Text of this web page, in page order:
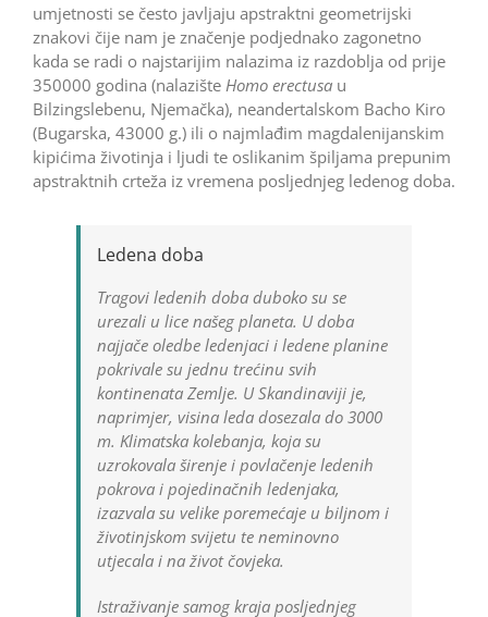
umjetnosti se često javljaju apstraktni geometrijski
znakovi čije nam je značenje podjednako zagonetno
kada se radi o najstarijim nalazima iz razdoblja od prije
350000 godina (nalazište Homo erectusa u
Bilzingslebenu, Njemačka), neandertalskom Bacho Kiro
(Bugarska, 43000 g.) ili o najmlađim magdalenijanskim
kipićima životinja i ljudi te oslikanim špiljama prepunim
apstraktnih crteža iz vremena posljednjeg ledenog doba.
Ledena doba
Tragovi ledenih doba duboko su se
urezali u lice našeg planeta. U doba
najjače oledbe ledenjaci i ledene planine
pokrivale su jednu trećinu svih
kontinenata Zemlje. U Skandinaviji je,
naprimjer, visina leda dosezala do 3000
m. Klimatska kolebanja, koja su
uzrokovala širenje i povlačenje ledenih
pokrova i pojedinačnih ledenjaka,
izazvala su velike poremećaje u biljnom i
životinjskom svijetu te neminovno
utjecala i na život čovjeka.
Istraživanje samog kraja posljednjeg